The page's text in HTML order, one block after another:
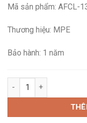
Mã sản phẩm: AFCL-
Thương hiệu: MPE
Bảo hành: 1 năm
Quạt hút âm trần MPE